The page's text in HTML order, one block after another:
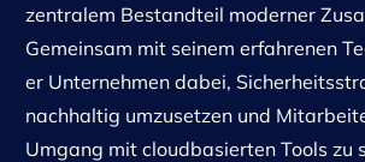
zentralem Bestandteil moderner
Gemeinsam mit seinem erfahrenen
er Unternehmen dabei,
nachhaltig umzusetzen und
Umgang mit cloudbasierten Tools zu